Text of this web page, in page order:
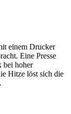
einem Drucker
Eine Presse
bei hoher
Hitze löst sich die